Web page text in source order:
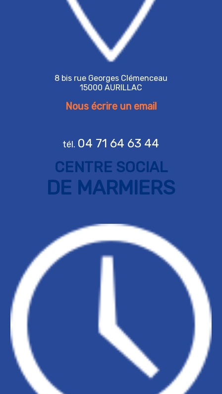
8 bis rue Georges Clémenceau
15000 AURILLAC
Nous écrire un email
tél. 04 71 64 63 44
CENTRE SOCIAL
DE MARMIERS